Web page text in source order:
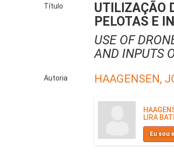
Título
UTILIZAÇÃO
PELOTAS E
USE OF
AND INPUTS
Autoria HAAGENSEN,
LIRA
Eu sou